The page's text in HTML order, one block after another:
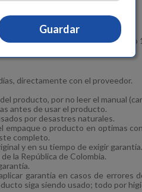
Guardar
en adelante.
Silicona, polipropileno.
Alto 13 cm, Ancho 7,5 cm, Profundo
directamente con el proveedor.
producto, por no leer el manual
antes de usar el producto.
por desastres naturales.
empaque o producto en optimas
completo.
y en su tiempo de exigir garantía.
la República de Colombia.
garantía en casos de errores
siga siendo usado; todo por